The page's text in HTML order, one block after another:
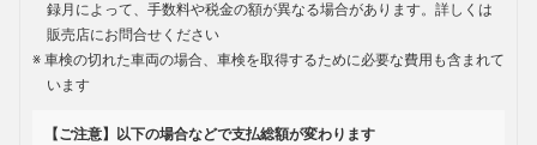
録月によって、手数料や税金の額が異なる場合があります。詳しくは
販売店にお問合せください
車検の切れた車両の場合、車検を取得するために必要な費用も含まれて
います
【ご注意】以下の場合などで支払総額が変わります